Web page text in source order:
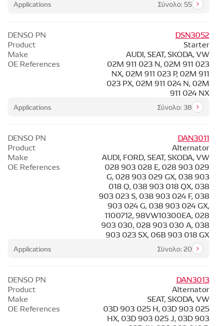
Applications Σύνολο: 55
DENSO PN
DSN3052
Product
Starter
Make
AUDI, SEAT, SKODA, VW
Applications Σύνολο: 38
OE References
02M 911 023 N, 02M 911 023
NX, 02M 911 023 P, 02M 911
023 PX, 02M 911 024 N, 02M
911 024 NX
DENSO PN
DAN3011
Product
Alternator
Make
AUDI, FORD, SEAT, SKODA, VW
Applications Σύνολο: 20
OE References
028 903 028 E, 028 903 029
G, 028 903 029 GX, 038 903
018 Q, 038 903 018 QX, 038
903 023 S, 038 903 024 F, 038
903 024 G, 038 903 024 GX,
1100712, 98VW10300EA, 028
903 030, 028 903 030 A, 038
903 023 SX, 06B 903 018 GX
DENSO PN
DAN3013
Product
Alternator
Make
SEAT, SKODA, VW
OE References
03D 903 025 H, 03D 903 025
HX, 03D 903 025 J, 03D 903